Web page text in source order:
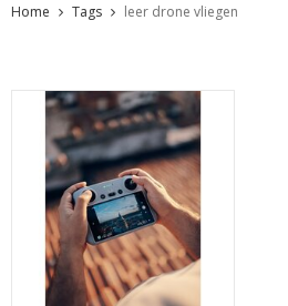
Home Tags leer drone vliegen